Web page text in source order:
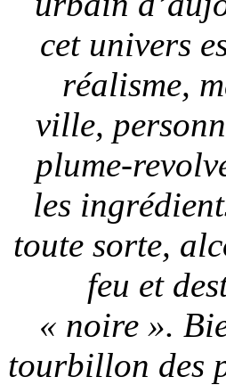
cet univers
réalisme,
ville,
plume-
les
toute sorte,
feu et
« noire ».
tourbillon des